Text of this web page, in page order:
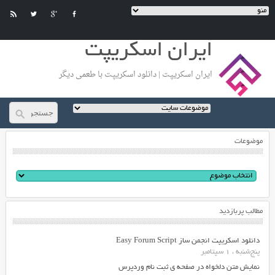
ایران اسکریپت
ایران اسکریپت | دانلود اسکریپت با طعمی دیگر
موضوعات
مطالب پربازدید
دانلود اسکریپت انجمن ساز Easy Forum Script
پنج‌شنبه ، 1 سپتامبر
نمایش متن دلخواه در صفحه ی ثبت نام وردپرس